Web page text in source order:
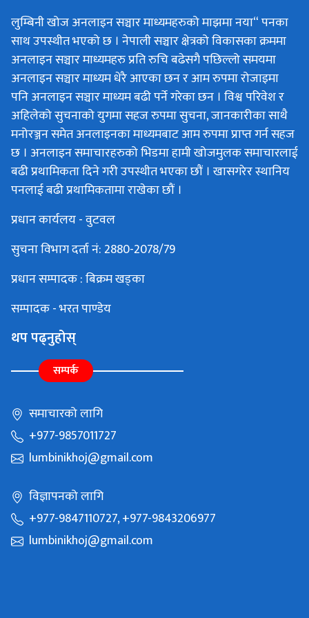
लुम्बिनी खोज अनलाइन सञ्चार माध्यमहरुको माझमा नया“ पनका
साथ उपस्थीत भएको छ । नेपाली सञ्चार क्षेत्रको विकासका क्रममा
अनलाइन सञ्चार माध्यमहरु प्रति रुचि बढेसगै पछिल्लो समयमा
अनलाइन सञ्चार माध्यम धेरै आएका छन र आम रुपमा रोजाइमा
पनि अनलाइन सञ्चार माध्यम बढी पर्ने गरेका छन । विश्व परिवेश र
अहिलेको सुचनाको युगमा सहज रुपमा सुचना, जानकारीका साथै
मनोरञ्जन समेत अनलाइनका माध्यमबाट आम रुपमा प्राप्त गर्न सहज
छ । अनलाइन समाचारहरुको भिडमा हामी खोजमुलक समाचारलाई
बढी प्रथामिकता दिने गरी उपस्थीत भएका छौं । खासगरेर स्थानिय
पनलाई बढी प्रथामिकतामा राखेका छौं ।
प्रधान कार्यलय - वुटवल
सुचना विभाग दर्ता नं: 2880-2078/79
प्रधान सम्पादक : बिक्रम खड्का
सम्पादक - भरत पाण्डेय
थप पढ्नुहोस्
सम्पर्क
समाचारको लागि
+977-9857011727
lumbinikhoj@gmail.com
विज्ञापनको लागि
+977-9847110727, +977-9843206977
lumbinikhoj@gmail.com